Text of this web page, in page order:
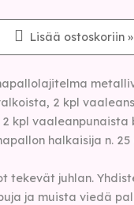
Lisää ostoskoriin »
2 kpl
2 kpl
halkaisija n. 25
tekevät juhlan.
ja muista viedä